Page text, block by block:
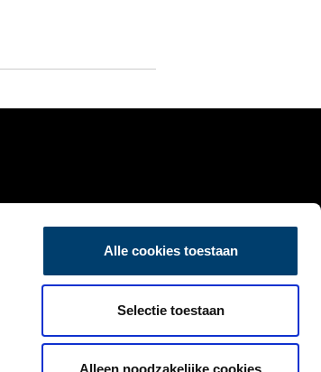
Alle cookies toestaan
Selectie toestaan
Alleen noodzakelijke cookies